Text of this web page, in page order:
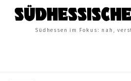
Südhessen im Fokus: nah,